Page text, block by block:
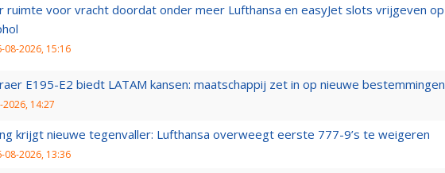
ruimte voor vracht doordat onder meer Lufthansa en easyJet slots vrijgeven op
08-2026, 15:16
E195-E2 biedt LATAM kansen: maatschappij zet in op nieuwe bestemmingen
2026, 14:27
krijgt nieuwe tegenvaller: Lufthansa overweegt eerste 777-9’s te weigeren
08-2026, 13:36